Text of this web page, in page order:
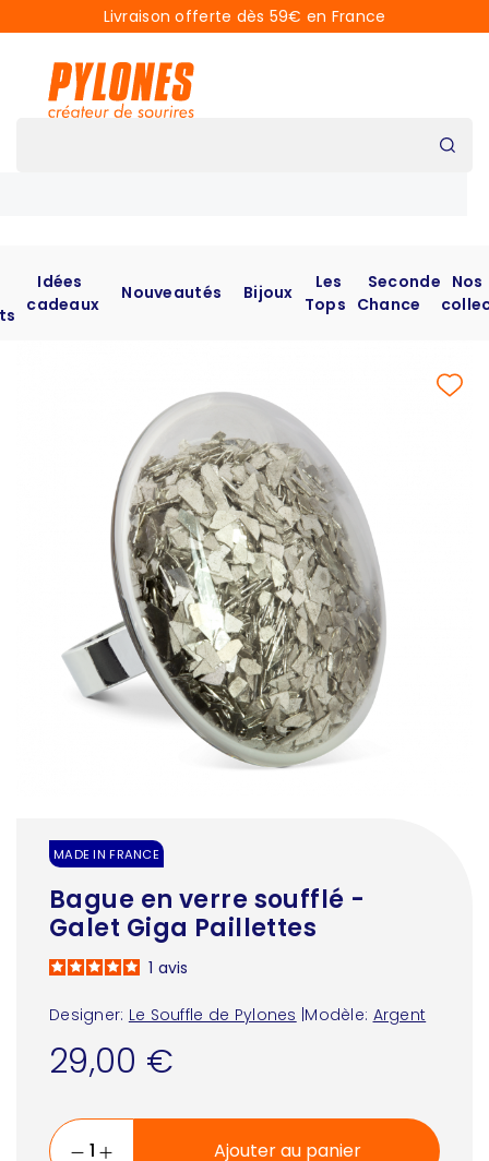
Livraison offerte dès 59€ en France
Idées
cadeaux
Nouveautés Bijoux
Les
Tops
Seconde
Chance
Nos
MADE IN FRANCE
Bague en verre soufflé -
Galet Giga Paillettes
Designer: Le Souffle de Pylones Modèle: Argent
1 avis
29,00 €
Ajouter au panier